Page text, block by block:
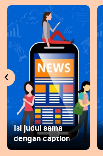
Isi judul sama
dengan caption
‹